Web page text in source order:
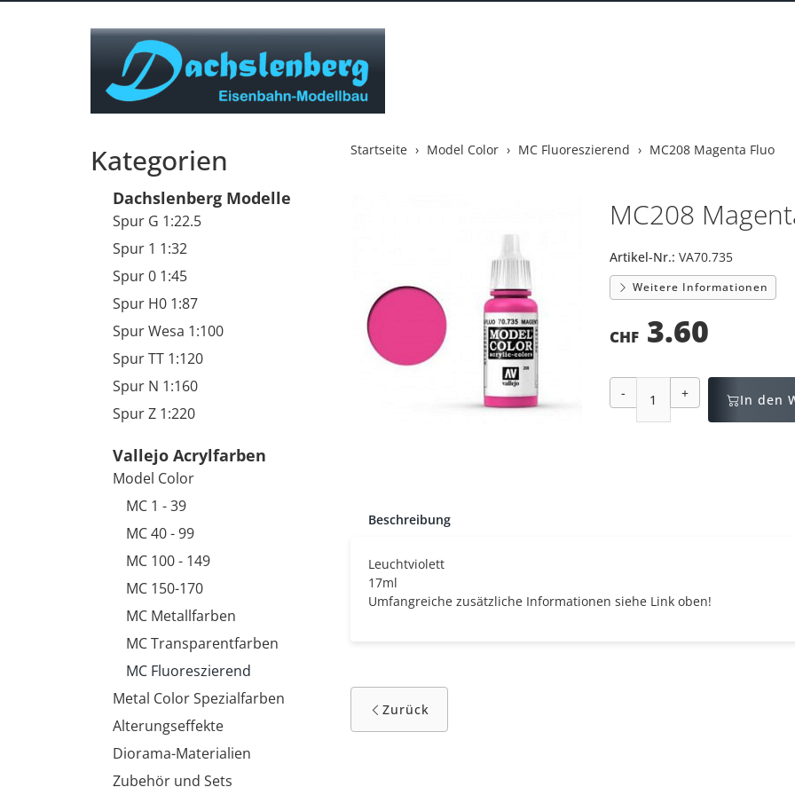
Startseite Model Color MC Fluoreszierend MC208 Magenta Fluo
MC208
Artikel-Nr.: VA70.735
Weitere Informationen
CHF 3.60
- + In den
Beschreibung
Leuchtviolett
17ml
Umfangreiche zusätzliche Informationen siehe Link oben!
Zurück
Kategorien
Dachslenberg Modelle
Spur G 1:22.5
Spur 1 1:32
Spur 0 1:45
Spur H0 1:87
Spur Wesa 1:100
Spur TT 1:120
Spur N 1:160
Spur Z 1:220
Vallejo Acrylfarben
Model Color
MC 1 - 39
MC 40 - 99
MC 100 - 149
MC 150-170
MC Metallfarben
MC Transparentfarben
MC Fluoreszierend
Metal Color Spezialfarben
Alterungseffekte
Diorama-Materialien
Zubehör und Sets